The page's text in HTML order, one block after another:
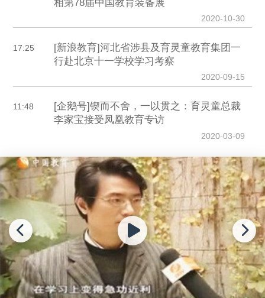
相第78届中国教育装备展
2020-10-30
17:25
[新浪教育]河北省涉县及育灵童教育集团一
行赴北京十一学校学习考察
2020-09-15
11:48
[企鹅号]锲而不舍，一以贯之：育灵童总裁
李家宝接受凤凰教育专访
2020-03-09